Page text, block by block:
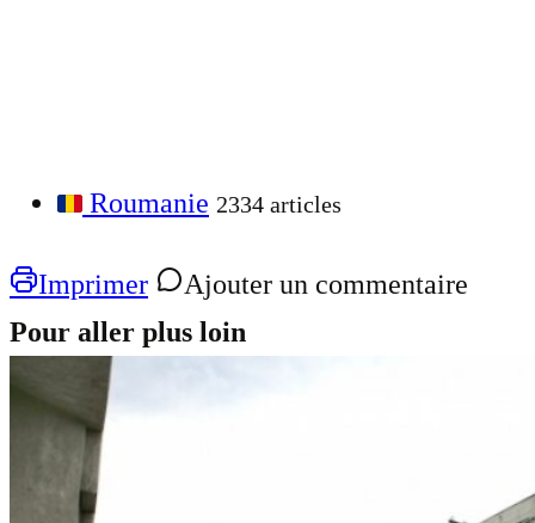
Roumanie 2334 articles
Imprimer
Ajouter un commentaire
Pour aller plus loin